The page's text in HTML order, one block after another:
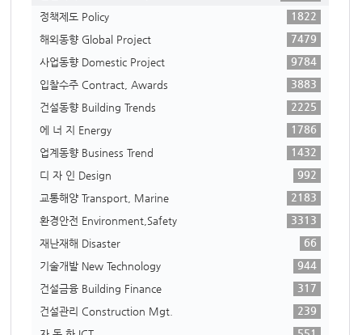
정책제도 Policy
1822
해외동향 Global Project
7479
사업동향 Domestic Project
9784
입찰수주 Contract, Awards
3883
건설동향 Building Trends
2225
에 너 지 Energy
1786
업계동향 Business Trend
1432
디 자 인 Design
992
교통해양 Transport, Marine
2183
환경안전 Environment,Safety
3313
재난재해 Disaster
66
기술개발 New Technology
944
건설금융 Building Finance
317
건설관리 Construction Mgt.
239